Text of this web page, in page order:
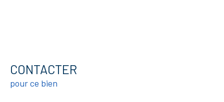
CONTACTER
pour ce bien